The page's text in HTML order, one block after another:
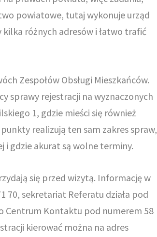
powiatowe, tutaj wykonuje urząd
różnych adresów i łatwo trafić
Zespołów Obsługi Mieszkańców.
sprawy rejestracji na wyznaczonych
1, gdzie mieści się również
realizują ten sam zakres spraw,
i gdzie akurat są wolne terminy.
się przed wizytą. Informację w
70, sekretariat Referatu działa pod
Centrum Kontaktu pod numerem 58
kierować można na adres